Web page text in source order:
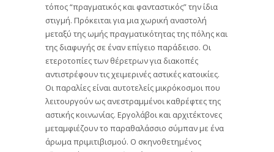
τόπος “πραγματικός και φανταστικός” την ίδια
στιγμή. Πρόκειται για μια χωρική αναστολή
μεταξύ της ωμής πραγματικότητας της πόλης και
της διαφυγής σε έναν επίγειο παράδεισο. Οι
ετεροτοπίες των θέρετρων για διακοπές
αντιστρέφουν τις χειμερινές αστικές κατοικίες.
Οι παραλίες είναι αυτοτελείς μικρόκοσμοι που
λειτουργούν ως ανεστραμμένοι καθρέφτες της
αστικής κοινωνίας. Εργολάβοι και αρχιτέκτονες
μεταμφιέζουν το παραθαλάσσιο σύμπαν με ένα
άρωμα πριμιτιβισμού. Ο σκηνοθετημένος